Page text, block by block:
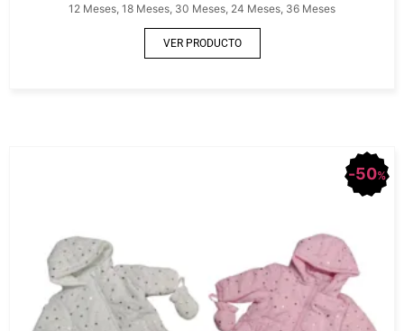
12 Meses, 18 Meses, 30 Meses, 24 Meses, 36 Meses
VER PRODUCTO
50%